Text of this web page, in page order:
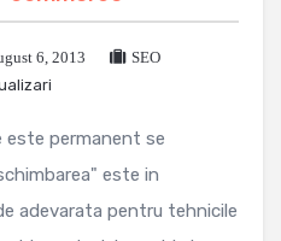
6, 2013
SEO
este permanent se
este in
adevarata pentru tehnicile